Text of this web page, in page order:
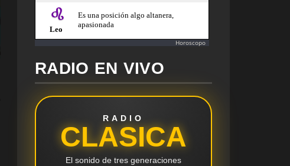
Horoscopo
RADIO EN VIVO
RADIO
CLASICA
El sonido de tres generaciones